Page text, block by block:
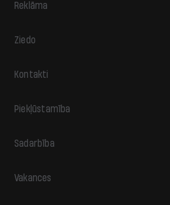
Reklāma
Ziedo
Kontakti
Piekļūstamība
Sadarbība
Vakances